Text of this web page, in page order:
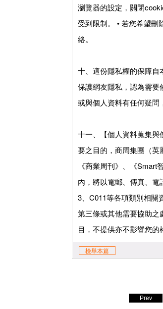
瀏覽器的設定，關閉
受到限制。 • 若您希望
絡。
十、這份隱私權的保障
保護網友隱私，認為需
或與個人資料有任何疑問
十一、【個人資料蒐集
要之目的，商周集團（英
《商業周刊》、《
內，將以電郵、傳真、
3、C011等各項類別相關
第三條或其他需要協助之
目，不提供亦不影響您的
檢舉本篇
Prev